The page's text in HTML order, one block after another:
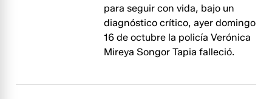
para seguir con vida, bajo un
diagnóstico crítico, ayer domingo
16 de octubre la policía Verónica
Mireya Songor Tapia falleció.